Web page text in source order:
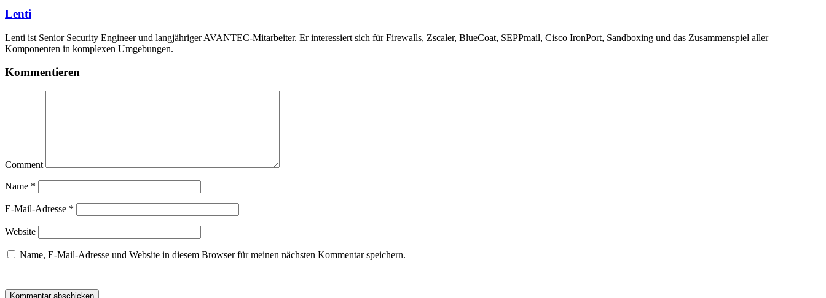
Lenti
Lenti ist Senior Security Engineer und langjähriger AVANTEC-Mitarbeiter. Er interessiert sich für Firewalls, Zscaler, BlueCoat, SEPPmail, Cisco IronPort, Sandboxing und das Zusammenspiel aller
Komponenten in komplexen Umgebungen.
Kommentieren
Comment
Name *
E-Mail-Adresse *
Website
Name, E-Mail-Adresse und Website in diesem Browser für meinen nächsten Kommentar speichern.